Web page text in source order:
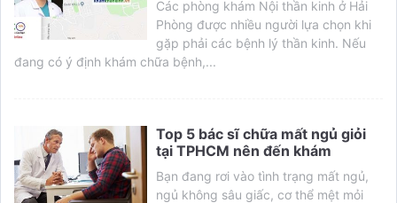
Các phòng khám Nội thần kinh ở Hải
Phòng được nhiều người lựa chọn khi
gặp phải các bệnh lý thần kinh. Nếu
đang có ý định khám chữa bệnh,...
Top 5 bác sĩ chữa mất ngủ giỏi
tại TPHCM nên đến khám
Bạn đang rơi vào tình trạng mất ngủ,
ngủ không sâu giấc, cơ thể mệt mỏi